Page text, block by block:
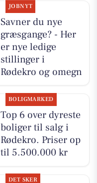
JOBNYT
Savner du nye
græsgange? - Her
er nye ledige
stillinger i
Rødekro og omegn
BOLIGMARKED
Top 6 over dyreste
boliger til salg i
Rødekro. Priser op
til 5.500.000 kr
DET SKER